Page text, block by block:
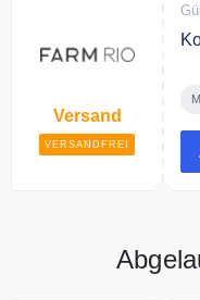
Versand
VERSANDFREI